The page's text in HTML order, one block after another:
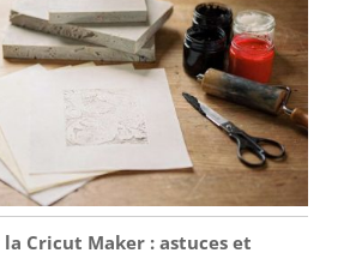
Cricut Maker : astuces et